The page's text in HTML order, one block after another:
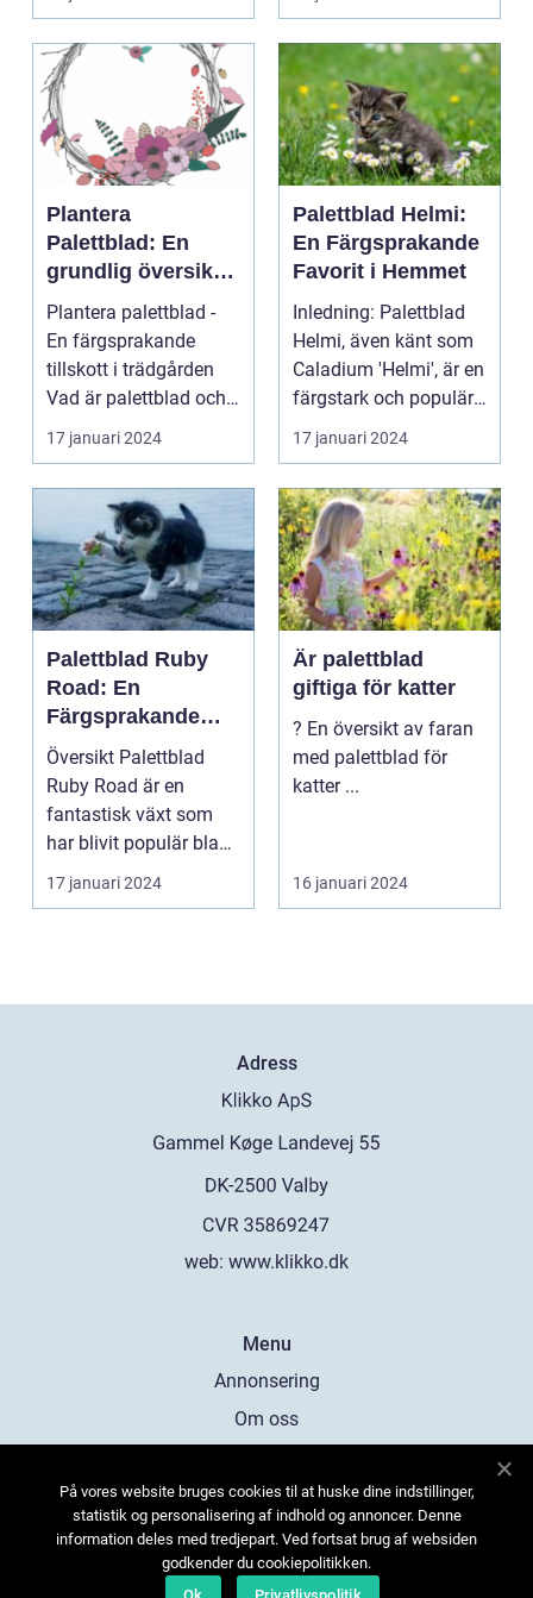
Plantera
Palettblad: En
grundlig översikt
och presentation
Plantera palettblad -
En färgsprakande
tillskott i trädgården
Vad är palettblad och
vilka typer fin...
17 januari 2024
Palettblad Helmi:
En Färgsprakande
Favorit i Hemmet
Inledning: Palettblad
Helmi, även känt som
Caladium 'Helmi', är en
färgstark och populär
växt som ha...
17 januari 2024
Palettblad Ruby
Road: En
Färgsprakande
Skapelse För
Trädgården
Översikt Palettblad
Ruby Road är en
fantastisk växt som
har blivit populär bland
trädgårdsentusiast...
17 januari 2024
Är palettblad
giftiga för katter
? En översikt av faran
med palettblad för
katter ...
16 januari 2024
Adress
web: www.klikko.dk
Menu
Annonsering
Om oss
Kontakta oss
Sitemap
På vores website bruges cookies til at huske dine indstillinger,
statistik og personalisering af indhold og annoncer. Denne
information deles med tredjepart. Ved fortsat brug af websiden
godkender du cookiepolitikken.